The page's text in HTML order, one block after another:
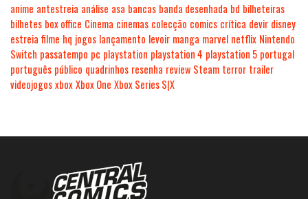
anime antestreia análise asa bancas banda desenhada bd bilheteiras
bilhetes box office Cinema cinemas colecção comics crítica devir disney
estreia filme hq jogos lançamento levoir manga marvel netflix Nintendo
Switch passatempo pc playstation playstation 4 playstation 5 portugal
português público quadrinhos resenha review Steam terror trailer
videojogosxboxXbox One Xbox Series S|X